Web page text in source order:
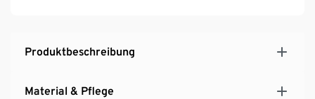
Produktbeschreibung
Material & Pflege